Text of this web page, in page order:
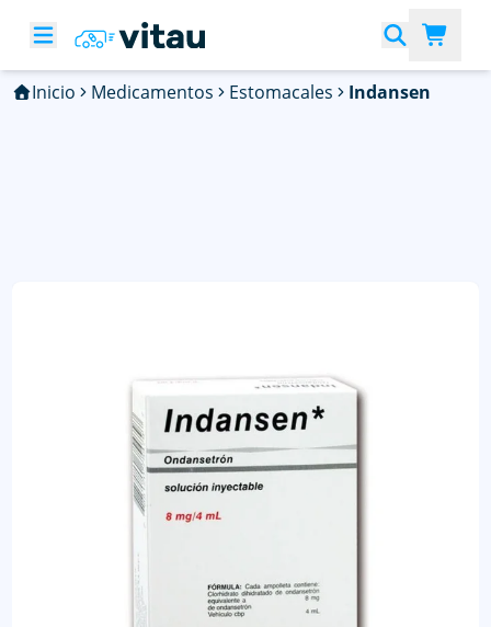
Inicio Medicamentos Estomacales Indansen